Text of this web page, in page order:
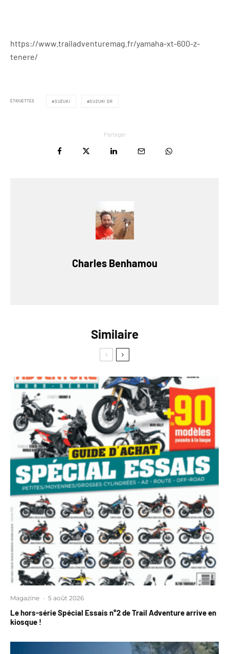
https://www.trailadventuremag.fr/yamaha-xt-600-z-
tenere/
ÉTIQUETTES SUZUKI SUZUKI DR
Partager
Charles Benhamou
Similaire
Magazine · 5 août 2026
Le hors-série Spécial Essais n°2 de Trail Adventure arrive en
kiosque !